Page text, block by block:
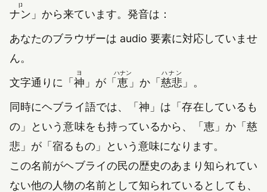
ナン
נן
」から来ています。発音は：
あなたのブラウザーは audio 要素に対応していませ
ん。
文字通りに「神
ヨ
」が「恵
ハナン
」か「慈悲
ハナン
」。
同時にヘブライ語では、「神」は「存在しているも
の」という意味をも持っているから、「恵」か「慈
悲」が「宿るもの」という意味になります。
この名前がヘブライの民の歴史のあまり知られてい
ない他の人物の名前として知られているとしても、